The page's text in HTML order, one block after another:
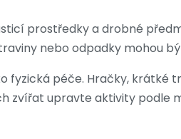
prostředky a drobné
nebo odpadky mohou
fyzická péče. Hračky, krátké
zvířat upravte aktivity podle